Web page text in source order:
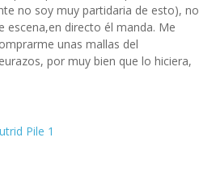
no soy muy partidaria de esto), no
escena,en directo él manda. Me
unas mallas del
por muy bien que lo hiciera,